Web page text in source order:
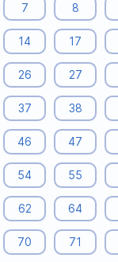
7 8
14 17
26 27
37 38
46 47
54 55
62 64
70 71